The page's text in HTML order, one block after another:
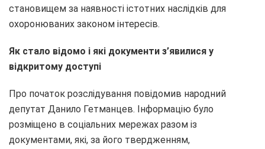
становищем за наявності істотних наслідків для
охоронюваних законом інтересів.
Як стало відомо і які документи з’явилися у
відкритому доступі
Про початок розслідування повідомив народний
депутат Данило Гетманцев. Інформацію було
розміщено в соціальних мережах разом із
документами, які, за його твердженням,